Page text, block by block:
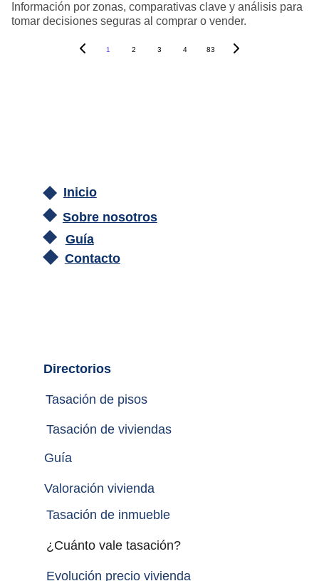
Información por zonas, comparativas clave y análisis para
tomar decisiones seguras al comprar o vender.
1 2 3 4 83
Inicio
Guía
Contacto
Sobre nosotros
Directorios
Tasación de pisos
Tasación de viviendas
Guía
Valoración vivienda
Tasación de inmueble
¿Cuánto vale tasación?
Evolución precio vivienda